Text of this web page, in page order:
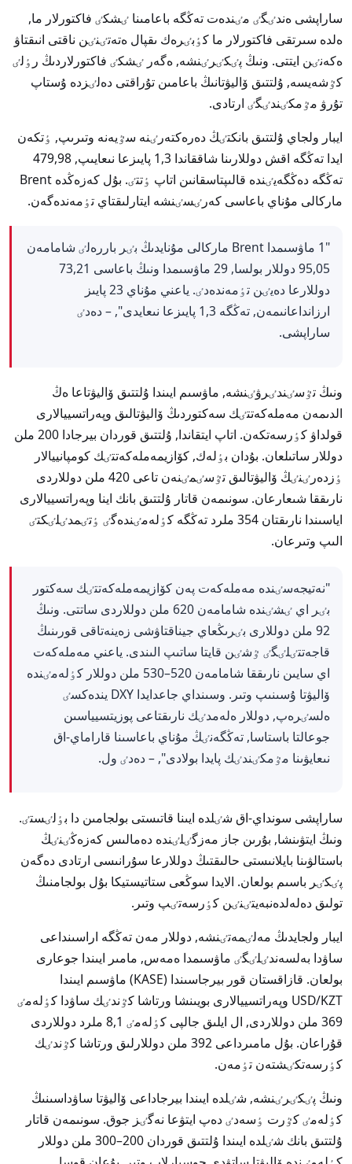
ساراپشى ەندٸگٸ مٸندەت تەڭگە باعامىنا ٸشكٸ فاكتورلار ما,
ەلدە سىرتقى فاكتورلار ما كٶبٸرەك ىقپال ەتەتٸنٸن ناقتى انىقتاۋ
ەكەنٸن ايتتى. ونىڭ پٸكٸرٸنشە, ەگەر ٸشكٸ فاكتورلاردىڭ رٶلٸ
كٷشەيسە, ۇلتتىق ۆاليۋتانىڭ باعامىن تۇراقتى دەلٸزدە ۇستاپ
تۇرۋ مٷمكٸندٸگٸ ارتادى.
ايبار ولجاي ۇلتتىق بانكتٸڭ دەرەكتەرٸنە سٷيەنە وتىرىپ, ٶتكەن
ايدا تەڭگە اقش دوللارىنا شاققاندا 1,3 پايىزعا نىعايىپ, 479,98
تەڭگە دەڭگەيٸندە قالىپتاسقانىن اتاپ ٶتتٸ. بۇل كەزەڭدە Brent
ماركالى مۇناي باعاسى كەرٸسٸنشە ايتارلىقتاي تٶمەندەگەن.
"1 ماۋسىمدا Brent ماركالى مۇنايدىڭ بٸر باررەلٸ شامامەن
95,05 دوللار بولسا, 29 ماۋسىمدا ونىڭ باعاسى 73,21
دوللارعا دەيٸن تٶمەندەدٸ. ياعني مۇناي 23 پايىز
ارزانداعانىمەن, تەڭگە 1,3 پايىزعا نىعايدى", – دەدٸ
ساراپشى.
ونىڭ تٷسٸندٸرۋٸنشە, ماۋسىم ايىندا ۇلتتىق ۆاليۋتاعا ەڭ
الدىمەن مەملەكەتتٸك سەكتوردىڭ ۆاليۋتالىق وپەراتسييالارى
قولداۋ كٶرسەتكەن. اتاپ ايتقاندا, ۇلتتىق قوردان بيرجادا 200 ملن
دوللار ساتىلعان. بۇدان بٶلەك, كۆازيمەملەكەتتٸك كومپانييالار
ٶزدەرٸنٸڭ ۆاليۋتالىق تٷسٸمٸنەن تاعى 420 ملن دوللاردى
نارىققا شىعارعان. سونىمەن قاتار ۇلتتىق بانك اينا وپەراتسييالارى
اياسىندا نارىقتان 354 ملرد تەڭگە كٶلەمٸندەگٸ ٶتٸمدٸلٸكتٸ
الىپ وتىرعان.
"نەتيجەسٸندە مەملەكەت پەن كۆازيمەملەكەتتٸك سەكتور
بٸر اي ٸشٸندە شامامەن 620 ملن دوللاردى ساتتى. ونىڭ
92 ملن دوللارى بٸرىڭعاي جيناقتاۋشى زەينەتاقى قورىنىڭ
قاجەتتٸلٸگٸ ٷشٸن قايتا ساتىپ الىندى. ياعني مەملەكەت
اي سايىن نارىققا شامامەن 520–530 ملن دوللار كٶلەمٸندە
ۆاليۋتا ۇسىنىپ وتىر. وسىنداي جاعدايدا DXY يندەكسٸ
ەلسٸرەپ, دوللار ەلەمدٸك نارىقتاعى پوزيتسيياسىن
جوعالتا باستاسا, تەڭگەنٸڭ مۇناي باعاسىنا قاراماي-اق
نىعايۋىنا مٷمكٸندٸك پايدا بولادى", – دەدٸ ول.
ساراپشى سونداي-اق شٸلدە ايىنا قاتىستى بولجامىن دا بٶلٸستٸ.
ونىڭ ايتۋىنشا, بۇرىن جاز مەزگٸلٸندە دەمالىس كەزەڭٸنٸڭ
باستالۋىنا بايلانىستى حالىقتىڭ دوللارعا سۇرانىسى ارتادى دەگەن
پٸكٸر باسىم بولعان. الايدا سوڭعى ستاتيستيكا بۇل بولجامنىڭ
تولىق دەلەلدەنبەيتٸنٸن كٶرسەتٸپ وتىر.
ايبار ولجايدىڭ مەلٸمەتٸنشە, دوللار مەن تەڭگە اراسىنداعى
ساۋدا بەلسەندٸلٸگٸ ماۋسىمدا ەمەس, مامىر ايىندا جوعارى
بولعان. قازاقستان قور بيرجاسىندا (KASE) ماۋسىم ايىندا
USD/KZT وپەراتسييالارى بويىنشا ورتاشا كٷندٸك ساۋدا كٶلەمٸ
369 ملن دوللاردى, ال ايلىق جالپى كٶلەمٸ 8,1 ملرد دوللاردى
قۇراعان. بۇل مامىرداعى 392 ملن دوللارلىق ورتاشا كٷندٸك
كٶرسەتكٸشتەن تٶمەن.
ونىڭ پٸكٸرٸنشە, شٸلدە ايىندا بيرجاداعى ۆاليۋتا ساۋداسىنىڭ
كٶلەمٸ كٷرت ٶسەدٸ دەپ ايتۋعا نەگٸز جوق. سونىمەن قاتار
ۇلتتىق بانك شٸلدە ايىندا ۇلتتىق قوردان 200–300 ملن دوللار